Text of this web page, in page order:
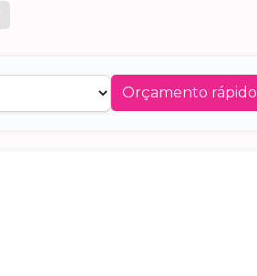
Orçamento rápido